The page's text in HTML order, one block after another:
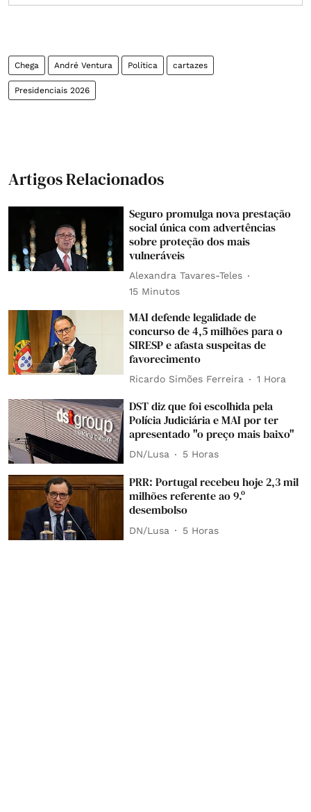
Chega André Ventura Política cartazes
Presidenciais 2026
Artigos Relacionados
Seguro promulga nova prestação
social única com advertências
sobre proteção dos mais
vulneráveis
Alexandra Tavares-Teles
15 Minutos
MAI defende legalidade de
concurso de 4,5 milhões para o
SIRESP e afasta suspeitas de
favorecimento
Ricardo Simões Ferreira 1 Hora
DST diz que foi escolhida pela
Polícia Judiciária e MAI por ter
apresentado "o preço mais baixo"
DN/Lusa 5 Horas
PRR: Portugal recebeu hoje 2,3 mil
milhões referente ao 9.º
desembolso
DN/Lusa 5 Horas